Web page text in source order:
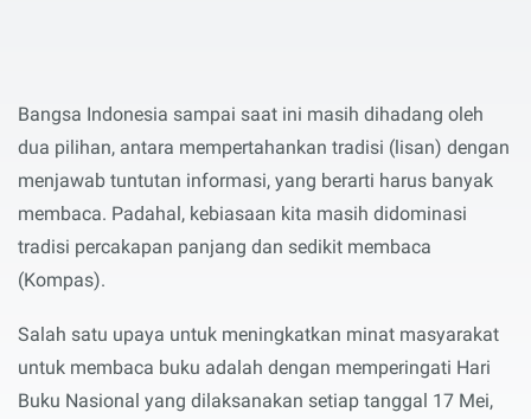
Bangsa Indonesia sampai saat ini masih dihadang oleh
dua pilihan, antara mempertahankan tradisi (lisan) dengan
menjawab tuntutan informasi, yang berarti harus banyak
membaca. Padahal, kebiasaan kita masih didominasi
tradisi percakapan panjang dan sedikit membaca
(Kompas).
Salah satu upaya untuk meningkatkan minat masyarakat
untuk membaca buku adalah dengan memperingati Hari
Buku Nasional yang dilaksanakan setiap tanggal 17 Mei,